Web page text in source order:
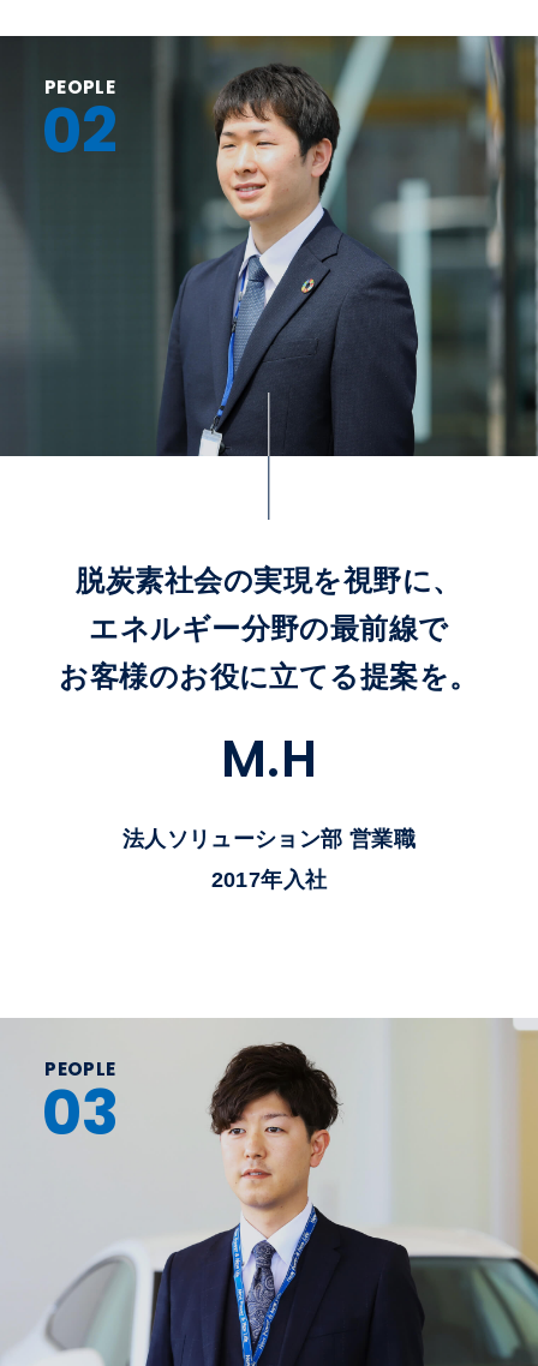
PEOPLE
02
脱炭素社会の実現を視野に、
エネルギー分野の最前線で
お客様のお役に立てる提案を。
M.H
法人ソリューション部 営業職
2017年入社
PEOPLE
03